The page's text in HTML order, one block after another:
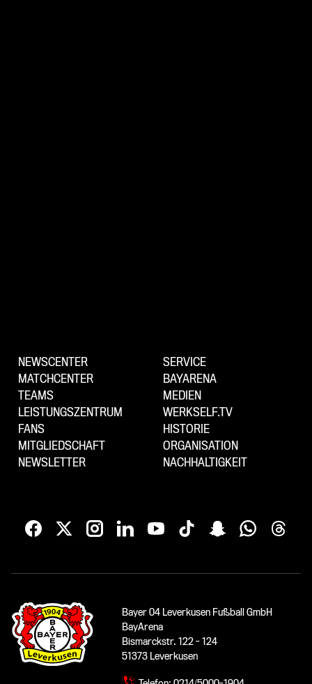
NEWSCENTER
MATCHCENTER
TEAMS
LEISTUNGSZENTRUM
FANS
MITGLIEDSCHAFT
NEWSLETTER
SERVICE
BAYARENA
MEDIEN
WERKSELF.TV
HISTORIE
ORGANISATION
NACHHALTIGKEIT
Bayer 04 Leverkusen Fußball GmbH
BayArena
Bismarckstr. 122 - 124
51373 Leverkusen